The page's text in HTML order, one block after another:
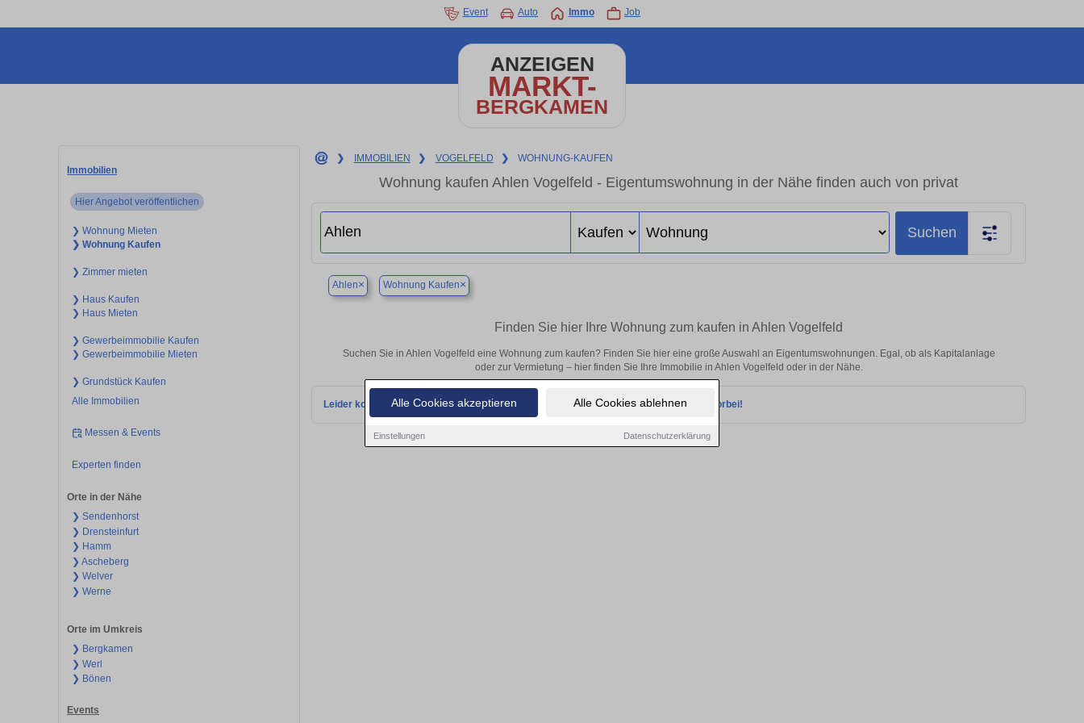
Alle Cookies akzeptieren Alle Cookies ablehnen
Einstellungen Datenschutzerklärung
Event Auto Immo Job
ANZEIGEN
MARKT-
BERGKAMEN
Immobilien
Hier Angebot veröffentlichen
❯ Wohnung Mieten
❯ Wohnung Kaufen
❯ Zimmer mieten
❯ Haus Kaufen
❯ Haus Mieten
❯ Gewerbeimmobilie Kaufen
❯ Gewerbeimmobilie Mieten
❯ Grundstück Kaufen
Alle Immobilien
Messen & Events
Experten finden
Orte in der Nähe
❯ Sendenhorst
❯ Drensteinfurt
❯ Hamm
❯ Ascheberg
❯ Welver
❯ Werne
Orte im Umkreis
❯ Bergkamen
❯ Werl
❯ Bönen
Events
❯ IMMOBILIEN ❯ VOGELFELD ❯ WOHNUNG-KAUFEN
Wohnung kaufen Ahlen Vogelfeld - Eigentumswohnung in der Nähe finden auch von privat
Suchen
Ahlen× Wohnung Kaufen×
Finden Sie hier Ihre Wohnung zum kaufen in Ahlen Vogelfeld
Suchen Sie in Ahlen Vogelfeld eine Wohnung zum kaufen? Finden Sie hier eine große Auswahl an Eigentumswohnungen. Egal, ob als Kapitalanlage
oder zur Vermietung – hier finden Sie Ihre Immobilie in Ahlen Vogelfeld oder in der Nähe.
Leider konnten wir derzeit keine passenden Objekte finden. Schauen Sie bald wieder vorbei!